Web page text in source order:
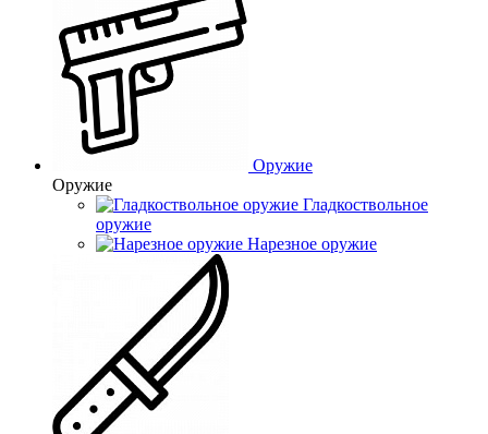
Оружие
Оружие
Гладкоствольное
оружие
Нарезное оружие